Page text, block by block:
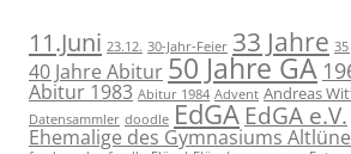
11.Juni 23.12. 30-Jahr-Feier 33 Jahre
40 Jahre Abitur 50 Jahre GA
Abitur 1983 Abitur 1984 Advent Andreas
Datensammler doodle EdGA EdGA e.V.
Ehemalige des Gymnasiums